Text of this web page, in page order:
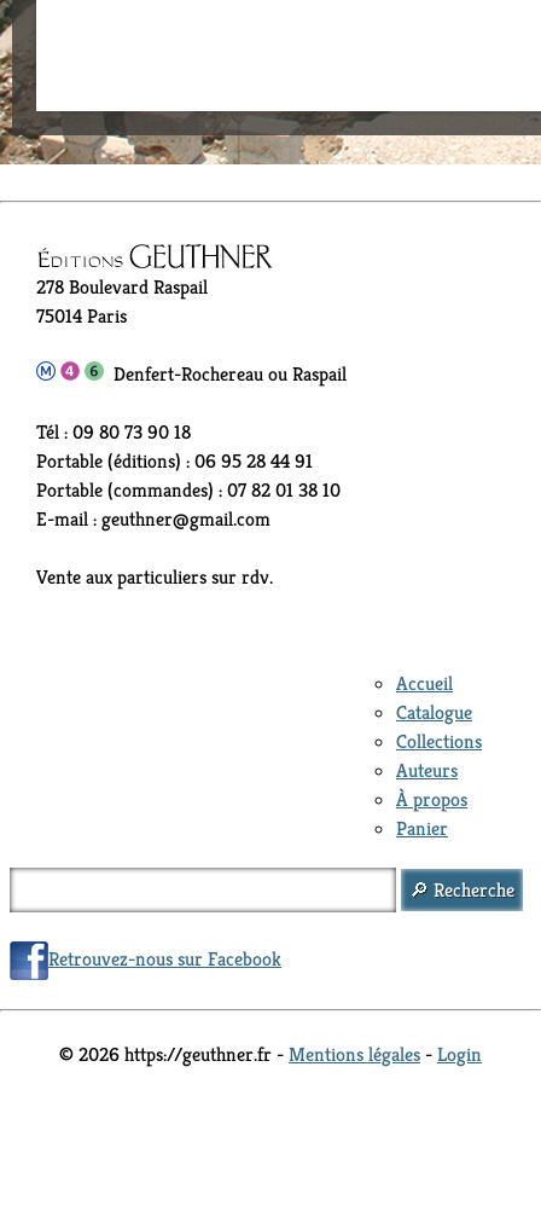
278 Boulevard Raspail
75014 Paris
Denfert-Rochereau ou Raspail
Tél : 09 80 73 90 18
Portable (éditions) : 06 95 28 44 91
Portable (commandes) : 07 82 01 38 10
E-mail : geuthner@gmail.com
Vente aux particuliers sur rdv.
Accueil
Catalogue
Collections
Auteurs
À propos
Panier
Retrouvez-nous sur Facebook
© 2026 https://geuthner.fr -Mentions légales -Login